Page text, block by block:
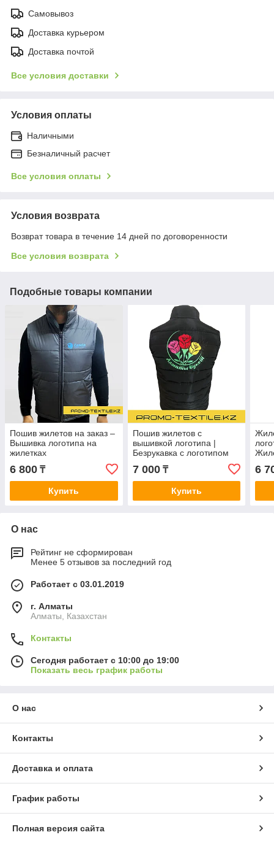
Самовывоз
Доставка курьером
Доставка почтой
Все условия доставки
Условия оплаты
Наличными
Безналичный расчет
Все условия оплаты
Условия возврата
Возврат товара в течение 14 дней по договоренности
Все условия возврата
Подобные товары компании
Пошив жилетов на заказ –
Вышивка логотипа на
жилетках
6 800 ₸
Купить
Пошив жилетов с
вышивкой логотипа |
Безрукавка с логотипом
7 000₸
Купить
6
О нас
Рейтинг не сформирован
Менее 5 отзывов за последний год
Работает с 03.01.2019
г. Алматы
Алматы, Казахстан
Контакты
Сегодня работает с 10:00 до 19:00
Показать весь график работы
О нас
Контакты
Доставка и оплата
График работы
Полная версия сайта